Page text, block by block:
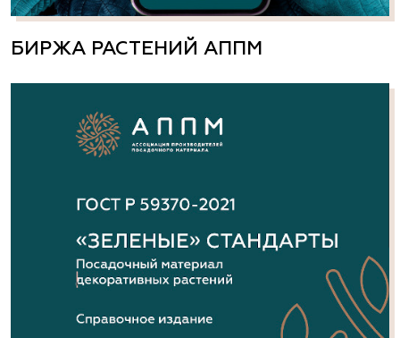
БИРЖА РАСТЕНИЙ АППМ